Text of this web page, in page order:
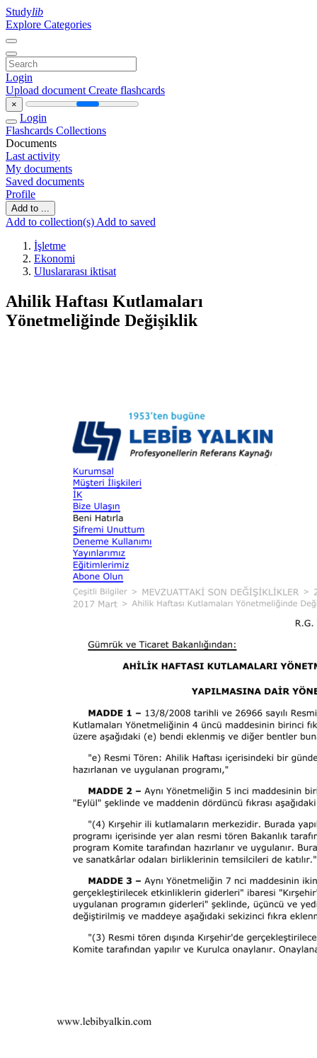
Studylib
Explore Categories
Login
Upload document Create flashcards
×
Login
Flashcards Collections
Documents
Last activity
My documents
Saved documents
Profile
Add to ...
Add to collection(s) Add to saved
İşletme
Ekonomi
Uluslararası iktisat
Ahilik Haftası Kutlamaları
Yönetmeliğinde Değişiklik